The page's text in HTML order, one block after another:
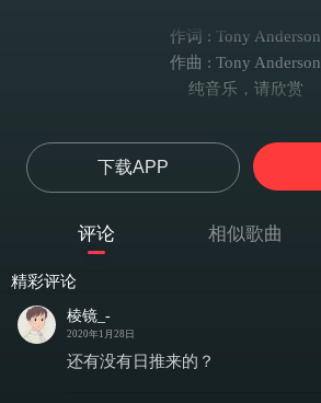
作词 : Tony Anderson
作曲 : Tony Anderson
纯音乐，请欣赏
下载APP
评论 相似歌曲
精彩评论
棱镜_-
2020年1月28日
还有没有日推来的？